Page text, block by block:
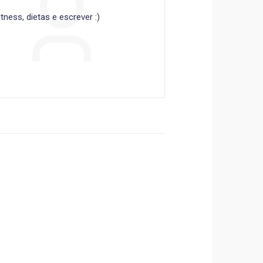
dietas e escrever :)